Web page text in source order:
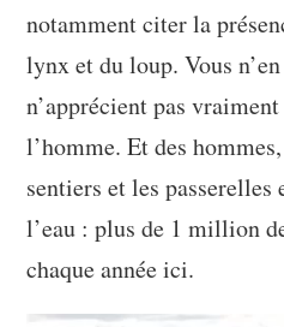
notamment citer la
lynx et du loup. Vous
n’apprécient pas
l’homme. Et des
sentiers et les passerelles
l’eau : plus de 1 million
chaque année ici.